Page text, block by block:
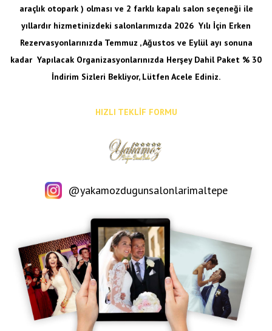
araçlık otopark ) olması ve 2 farklı kapalı salon seçeneği ile
yıllardır hizmetinizdeki salonlarımızda 2026 Yılı İçin Erken
Rezervasyonlarınızda Temmuz , Ağustos ve Eylül ayı sonuna
kadar Yapılacak Organizasyonlarınızda Herşey Dahil Paket % 30
İndirim Sizleri Bekliyor, Lütfen Acele Ediniz.
HIZLI TEKLİF FORMU
@yakamozdugunsalonlarimaltepe